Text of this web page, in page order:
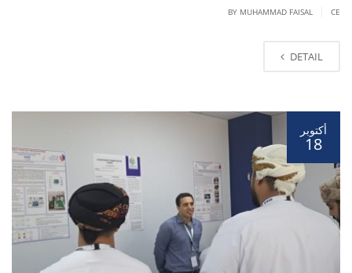
BY MUHAMMAD FAISAL CE
DETAIL
أكتوبر
18